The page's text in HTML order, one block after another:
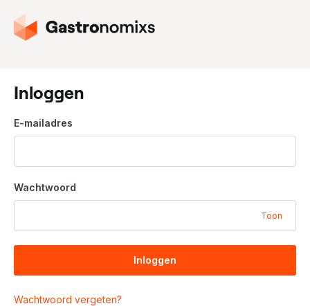
G
a
a
r
d
e
o
m
e
a
g
n
a
Inloggen
E-mailadres
Wachtwoord
Toon
Inloggen
Wachtwoord vergeten?